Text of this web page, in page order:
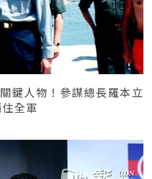
鍵人物！參謀總長羅本立
全軍